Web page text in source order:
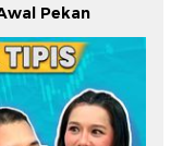
Pekan